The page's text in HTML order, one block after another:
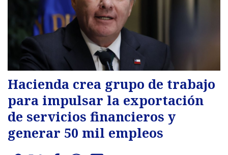
Hacienda crea grupo de trabajo
para impulsar la exportación
de servicios financieros y
generar 50 mil empleos